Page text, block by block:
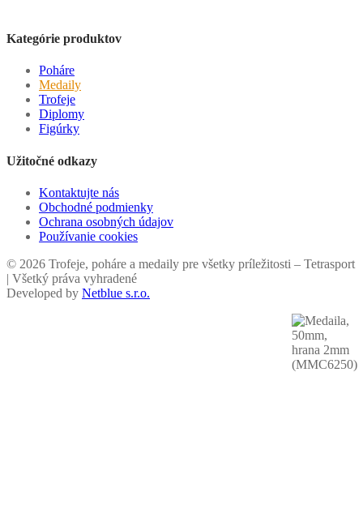
Kategórie produktov
Poháre
Medaily
Trofeje
Diplomy
Figúrky
Užitočné odkazy
Kontaktujte nás
Obchodné podmienky
Ochrana osobných údajov
Používanie cookies
© 2026 Trofeje, poháre a medaily pre všetky príležitosti – Tetrasport
| Všetký práva vyhradené
Developed by Netblue s.r.o.